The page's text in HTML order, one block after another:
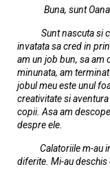
Buna, sunt
Sunt nascuta si
invatata sa cred in
am un job bun, sa am
minunata, am
jobul meu este unul
creativitate si
copii. Asa am
despre ele.
Calatoriile m-au
diferite. Mi-au